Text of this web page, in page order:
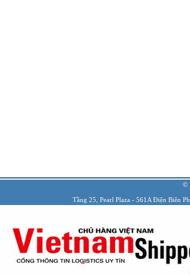
©
Tầng 25, Pearl Plaza - 561A Điện Biên